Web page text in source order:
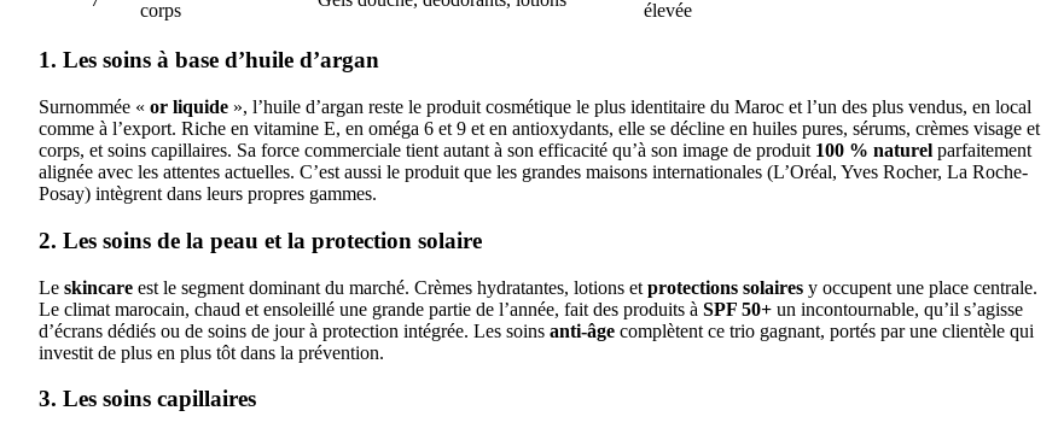
corps
élevée
1. Les soins à base d’huile d’argan
Surnommée « or liquide », l’huile d’argan reste le produit cosmétique le plus identitaire du Maroc et l’un des plus vendus, en local
comme à l’export. Riche en vitamine E, en oméga 6 et 9 et en antioxydants, elle se décline en huiles pures, sérums, crèmes visage et
corps, et soins capillaires. Sa force commerciale tient autant à son efficacité qu’à son image de produit 100 % naturel parfaitement
alignée avec les attentes actuelles. C’est aussi le produit que les grandes maisons internationales (L’Oréal, Yves Rocher, La Roche-
Posay) intègrent dans leurs propres gammes.
2. Les soins de la peau et la protection solaire
Le skincare est le segment dominant du marché. Crèmes hydratantes, lotions et protections solaires y occupent une place centrale.
Le climat marocain, chaud et ensoleillé une grande partie de l’année, fait des produits à SPF 50+ un incontournable, qu’il s’agisse
d’écrans dédiés ou de soins de jour à protection intégrée. Les soins anti-âge complètent ce trio gagnant, portés par une clientèle qui
investit de plus en plus tôt dans la prévention.
3. Les soins capillaires